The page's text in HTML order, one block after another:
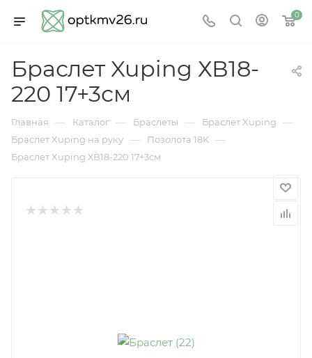
0
Браслет Xuping ХВ18-
220 17+3см
Главная — Каталог — Браслеты — Браслет Xuping —
Браслет Xuping на руку — Позолота 18K —
Браслет Xuping ХВ18-220 17+3см